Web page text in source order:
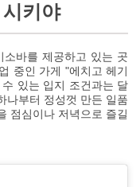
키야
바를 제공하고 있는 곳
중인 가게 "에치고 헤기
있는 입지 조건과는 달
나부터 정성껏 만든 일품
점심이나 저녁으로 즐길